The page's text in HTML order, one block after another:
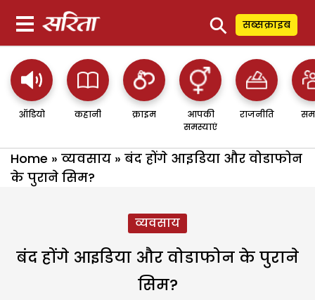
⚲ सब्सक्राइब
ऑडियो कहानी क्राइम
आपकी
समस्याएं
राजनीति
Home » व्यवसाय » बंद होंगे आइडिया और वोडाफोन
के पुराने सिम?
व्यवसाय
बंद होंगे आइडिया और वोडाफोन के पुराने
सिम?